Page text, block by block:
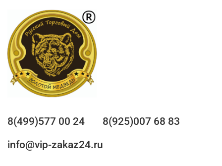
8(499)577 00 24
8(925)007 68 83
info@vip-zakaz24.ru